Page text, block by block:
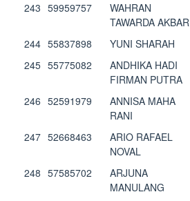
243 59959757
WAHRAN
TAWARDA AKBAR
244 55837898 YUNI SHARAH
245 55775082
ANDHIKA HADI
FIRMAN PUTRA
246 52591979
ANNISA MAHA
RANI
247 52668463
ARIO RAFAEL
NOVAL
248 57585702
ARJUNA
MANULANG